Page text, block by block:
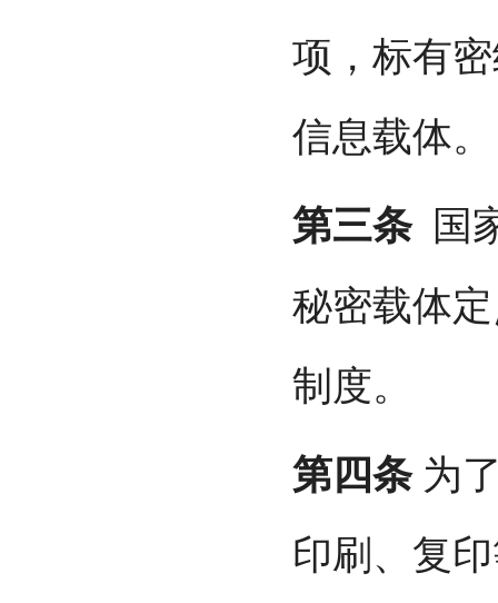
项，标有
信息载体。
第三条国
秘密载体
制度。
第四条为
印刷、复